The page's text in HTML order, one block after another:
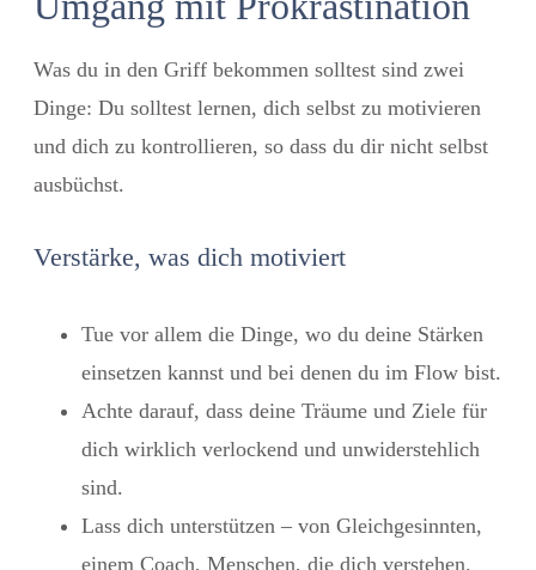
Was du in den Griff bekommen solltest sind zwei
Dinge: Du solltest lernen, dich selbst zu motivieren
und dich zu kontrollieren, so dass du dir nicht selbst
ausbüchst.
Verstärke, was dich motiviert
Tue vor allem die Dinge, wo du deine Stärken
einsetzen kannst und bei denen du im Flow bist.
Achte darauf, dass deine Träume und Ziele für
dich wirklich verlockend und unwiderstehlich
sind.
Lass dich unterstützen – von Gleichgesinnten,
einem Coach, Menschen, die dich verstehen.